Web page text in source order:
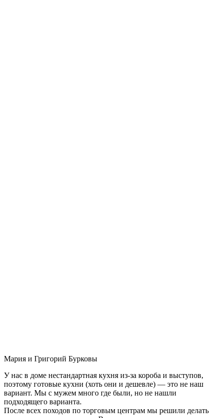
Мария и Григорий Бурковы
У нас в доме нестандартная кухня из-за короба и выступов,
поэтому готовые кухни (хоть они и дешевле) — это не наш
вариант. Мы с мужем много где были, но не нашли
подходящего варианта.
После всех походов по торговым центрам мы решили делать